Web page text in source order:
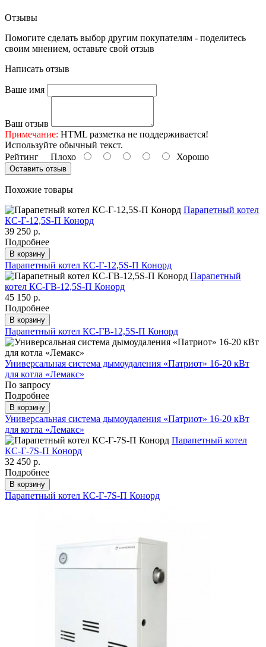
Отзывы
Помогите сделать выбор другим покупателям - поделитесь
своим мнением, оставьте свой отзыв
Написать отзыв
Ваше имя
Ваш отзыв
Примечание: HTML разметка не поддерживается!
Используйте обычный текст.
Рейтинг Плохо Хорошо
Оставить отзыв
Похожие товары
Парапетный котел
КС-Г-12,5S-П Конорд
39 250 р.
Подробнее
В корзину
Парапетный котел КС-Г-12,5S-П Конорд
Парапетный
котел КС-ГВ-12,5S-П Конорд
45 150 р.
Подробнее
В корзину
Парапетный котел КС-ГВ-12,5S-П Конорд
Универсальная система дымоудаления «Патриот» 16-20 кВт
для котла «Лемакс»
По запросу
Подробнее
В корзину
Универсальная система дымоудаления «Патриот» 16-20 кВт
для котла «Лемакс»
Парапетный котел
КС-Г-7S-П Конорд
32 450 р.
Подробнее
В корзину
Парапетный котел КС-Г-7S-П Конорд